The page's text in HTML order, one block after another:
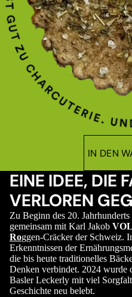
IN DEN
EINE IDEE, DIE
VERLOREN
Zu Beginn des 20.
gemeinsam mit Karl Jakob
Roggen-Cräcker der Schweiz.
Erkenntnissen der
die bis heute traditionelles
Denken verbindet. 2024 wurde
Basler Leckerly mit viel
Geschichte neu belebt.